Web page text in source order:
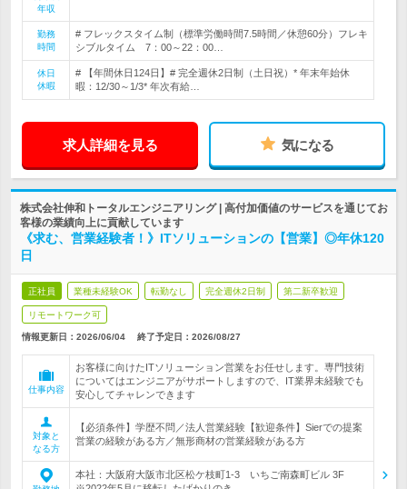
年収
勤務
時間
# フレックスタイム制（標準労働時間7.5時間／休憩60分）フレキ
シブルタイム 7：00～22：00…
休日
休暇
# 【年間休日124日】# 完全週休2日制（土日祝）* 年末年始休
暇：12/30～1/3* 年次有給…
求人詳細を見る 気になる
株式会社伸和トータルエンジニアリング | 高付加価値のサービスを通じてお
客様の業績向上に貢献しています
《求む、営業経験者！》ITソリューションの【営業】◎年休120
日
正社員 業種未経験OK 転勤なし 完全週休2日制 第二新卒歓迎
リモートワーク可
情報更新日：2026/06/04 終了予定日： 2026/08/27
仕事内容
お客様に向けたITソリューション営業をお任せします。専門技術
についてはエンジニアがサポートしますので、IT業界未経験でも
安心してチャレンできます
対象と
なる方
【必須条件】学歴不問／法人営業経験【歓迎条件】Sierでの提案
営業の経験がある方／無形商材の営業経験がある方
本社：大阪府大阪市北区松ケ枝町1-3 いちご南森町ビル 3F